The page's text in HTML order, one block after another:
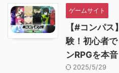
ゲームサイト
【#コンパ
験！初心者
ンRPGを本
2025/5/29